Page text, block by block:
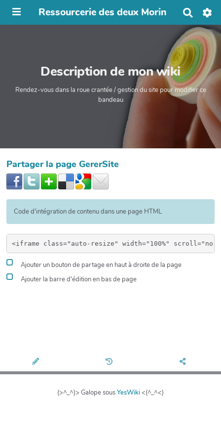
Ressourcerie des deux Morin
c
h
e
r
c
h
e
Description de mon wiki
Rendez-vous dans la roue crantée / gestion du site pour modifier ce
bandeau
Partager la page GererSite
Code d'intégration de contenu dans une page HTML
Ajouter un bouton de partage en haut à droite de la page
Ajouter la barre d'édition en bas de page
(>^_^)> Galope sousYesWiki<(^_^<)